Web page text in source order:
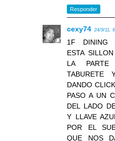
Responder
cexy74 24/9/11,
1F DINING
ESTA
LA
TABURETE
DANDO
PASO A UN
DEL LADO
Y LLAVE
POR EL
QUE NOS